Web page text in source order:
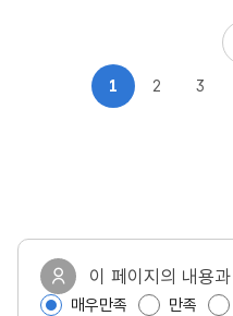
1 2 3
이 페이지의 내용
매우만족 만족